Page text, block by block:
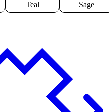
Teal Sage